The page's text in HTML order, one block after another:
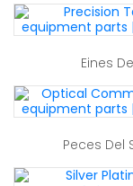
Eines
Peces